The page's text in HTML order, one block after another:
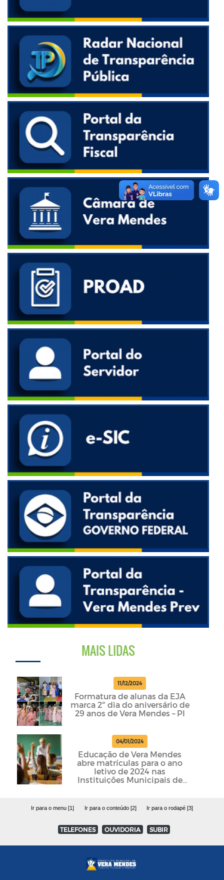
MAIS LIDAS
11/12/2024
Formatura de alunas da EJA
marca 2º dia do aniversário de
29 anos de Vera Mendes – PI
04/01/2024
Educação de Vera Mendes
abre matrículas para o ano
letivo de 2024 nas
Instituições Municipais de
Ir para o menu [1] Ir para o conteúdo [2] Ir para o rodapé [3]
TELEFONES OUVIDORIA SUBIR